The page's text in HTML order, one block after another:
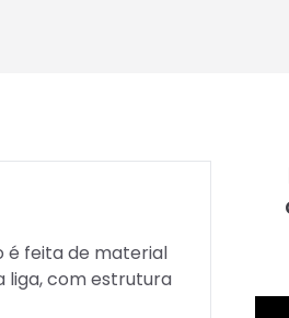
é feita de material
liga, com estrutura